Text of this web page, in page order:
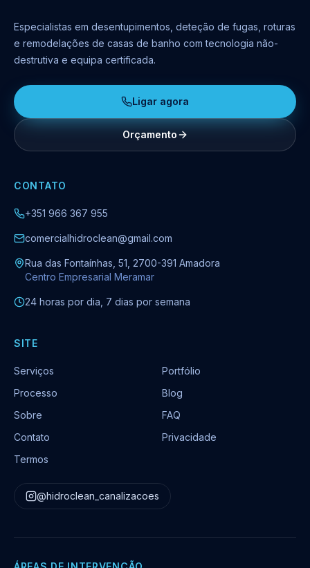
Especialistas em desentupimentos, deteção de fugas, roturas
e remodelações de casas de banho com tecnologia não-
destrutiva e equipa certificada.
Ligar agora
Orçamento
CONTATO
+351 966 367 955
comercialhidroclean@gmail.com
Rua das Fontaínhas, 51, 2700-391 Amadora
Centro Empresarial Meramar
24 horas por dia, 7 dias por semana
SITE
Serviços
Portfólio
Processo
Blog
Sobre
FAQ
Contato
Privacidade
Termos
@hidroclean_canalizacoes